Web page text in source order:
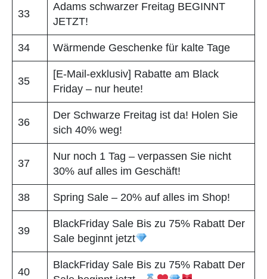
33
Adams schwarzer Freitag BEGINNT
JETZT!
34 Wärmende Geschenke für kalte Tage
35
[E-Mail-exklusiv] Rabatte am Black
Friday – nur heute!
36
Der Schwarze Freitag ist da! Holen Sie
sich 40% weg!
37
Nur noch 1 Tag – verpassen Sie nicht
30% auf alles im Geschäft!
38 Spring Sale – 20% auf alles im Shop!
39
BlackFriday Sale Bis zu 75% Rabatt Der
Sale beginnt jetzt
40
BlackFriday Sale Bis zu 75% Rabatt Der